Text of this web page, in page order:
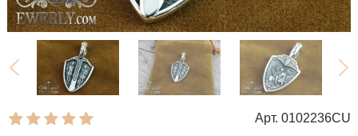
Арт. 0102236CU